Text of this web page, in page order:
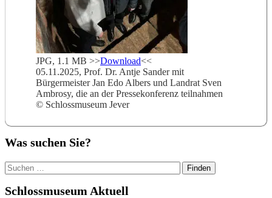
JPG, 1.1 MB >>Download<<
05.11.2025, Prof. Dr. Antje Sander mit
Bürgermeister Jan Edo Albers und Landrat Sven
Ambrosy, die an der Pressekonferenz teilnahmen
© Schlossmuseum Jever
Was suchen Sie?
Suchen
nach:
Schlossmuseum Aktuell